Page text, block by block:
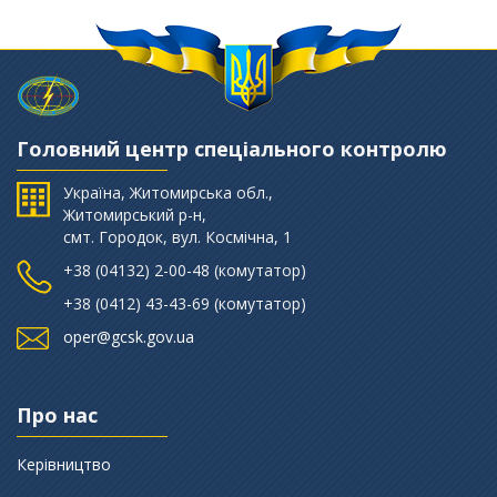
Головний центр спеціального контролю
Україна, Житомирська обл.,
Житомирський р-н,
смт. Городок, вул. Космічна, 1
+38 (‎04132) 2-00-48 (комутатор)
+38 (0412) 43-43-69 (комутатор)
oper@gcsk.gov.ua
Про нас
Керівництво